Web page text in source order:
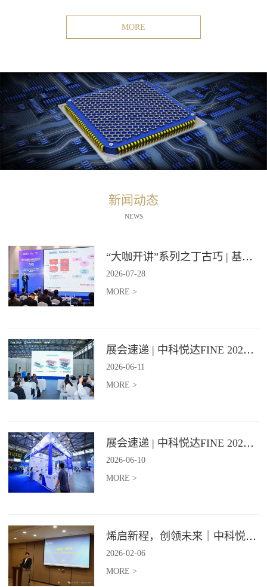
MORE
新闻动态
NEWS
“大咖开讲”系列之丁古巧 | 基于石墨烯材料的纵向导热技术报告
2026-07-28
MORE >
展会速递 | 中科悦达FINE 2026 Day2精彩继续
2026-06-11
MORE >
展会速递 | 中科悦达FINE 2026 Day1精彩呈现
2026-06-10
MORE >
烯启新程，创领未来｜中科悦达2025年度总结表彰大会圆满召开！
2026-02-06
MORE >